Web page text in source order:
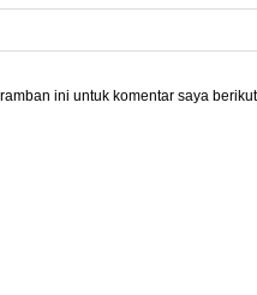
ini untuk komentar saya